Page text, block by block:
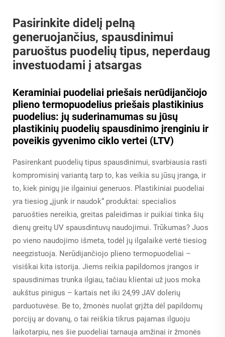
Pasirinkite didelį pelną
generuojančius, spausdinimui
paruoštus puodelių tipus, neperdaug
investuodami į atsargas
Keraminiai puodeliai priešais nerūdijančiojo
plieno termopuodelius priešais plastikinius
puodelius: jų suderinamumas su jūsų
plastikinių puodelių spausdinimo įrenginiu ir
poveikis gyvenimo ciklo vertei (LTV)
Pasirenkant puodelių tipus spausdinimui, svarbiausia rasti
kompromisinį variantą tarp to, kas veikia su jūsų įranga, ir
to, kiek pinigų jie ilgainiui generuos. Plastikiniai puodeliai
yra tiesiog „įjunk ir naudok“ produktai: specialios
paruošties nereikia, greitas paleidimas ir puikiai tinka šių
dienų greitų UV spausdintuvų naudojimui. Trūkumas? Juos
po vieno naudojimo išmeta, todėl jų ilgalaikė vertė tiesiog
neegzistuoja. Nerūdijančiojo plieno termopuodeliai –
visiškai kita istorija. Jiems reikia papildomos įrangos ir
spausdinimas trunka ilgiau, tačiau klientai už juos moka
aukštus pinigus – kartais net iki 24,99 JAV dolerių
parduotuvėse. Be to, žmonės nuolat grįžta dėl papildomų
porcijų ar dovanų, o tai reiškia tikrus pajamas ilguoju
laikotarpiu, nes šie puodeliai tarnauja amžinai ir žmonės